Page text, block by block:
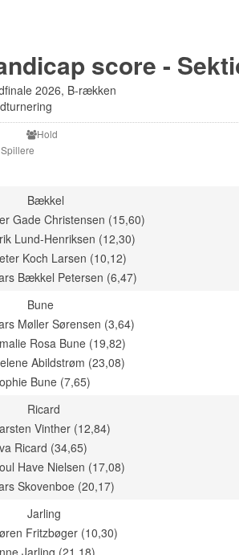
score -
2026, B-rækken
Hold
Bækkel
Gade Christensen (15,60)
Lund-Henriksen (12,30)
Koch Larsen (10,12)
Bækkel Petersen (6,47)
Bune
Møller Sørensen (3,64)
Rosa Bune (19,82)
Abildstrøm (23,08)
Bune (7,65)
Ricard
Vinther (12,84)
Ricard (34,65)
Have Nielsen (17,08)
Skovenboe (20,17)
Jarling
Fritzbøger (10,30)
Jarling (21,18)